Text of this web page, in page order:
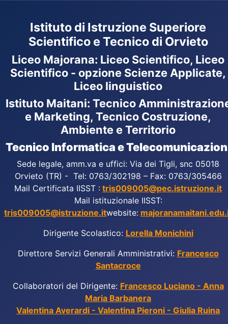
Istituto di Istruzione Superiore
Scientifico e Tecnico di Orvieto
Liceo Majorana: Liceo Scientifico, Liceo
Scientifico - opzione Scienze Applicate,
Liceo linguistico
Istituto Maitani: Tecnico
e Marketing, Tecnico Costruzione,
Ambiente e Territorio
Tecnico Informatica e
Sede legale, amm.va e uffici: Via dei Tigli, snc 05018
Orvieto (TR) - Tel: 0763/302198 – Fax: 0763/305466
Mail Certificata IISST : tris009005@pec.istruzione.it
Mail istituzionale IISST:
tris009005@istruzione.itwebsite:
Dirigente Scolastico: Lorella Monichini
Direttore Servizi Generali Amministrativi: Francesco
Santacroce
Collaboratori del Dirigente: Francesco Luciano - Anna
Maria Barbanera
Valentina Averardi - Valentina Pieroni - Giulia Ruina